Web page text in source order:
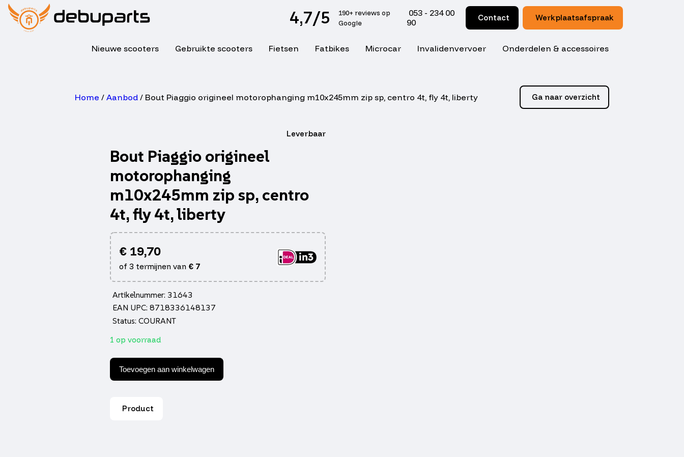
4,7/5
190+ reviews op
Google
053 - 234 00
90
Contact Werkplaatsafspraak
Nieuwe scooters Gebruikte scooters Fietsen Fatbikes Microcar Invalidenvervoer Onderdelen & accessoires
Home / Aanbod/ Bout Piaggio origineel motorophanging m10x245mm zip sp, centro 4t, fly 4t, liberty Ga naar overzicht
Leverbaar
Bout Piaggio origineel
motorophanging
m10x245mm zip sp, centro
4t, fly 4t, liberty
€19,70
of 3 termijnen van €7
Artikelnummer: 31643
EAN UPC: 8718336148137
Status: COURANT
1 op voorraad
Piaggio
origineel
motorophanging
Toevoegen aan winkelwagen
Product